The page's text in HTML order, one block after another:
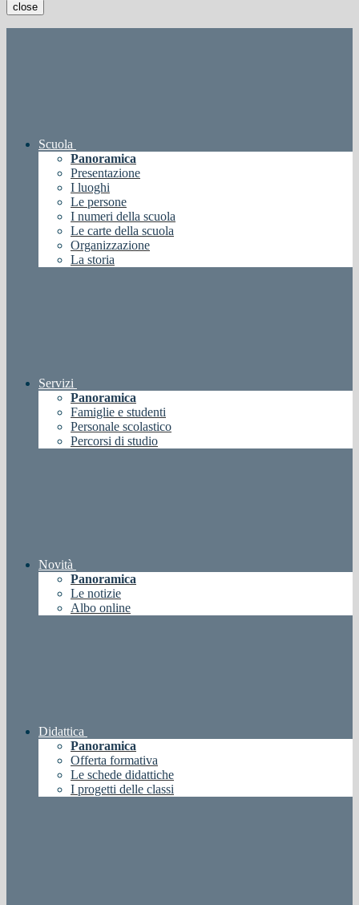
close
Scuola
Panoramica
Presentazione
I luoghi
Le persone
I numeri della scuola
Le carte della scuola
Organizzazione
La storia
Servizi
Panoramica
Famiglie e studenti
Personale scolastico
Percorsi di studio
Novità
Panoramica
Le notizie
Albo online
Didattica
Panoramica
Offerta formativa
Le schede didattiche
I progetti delle classi